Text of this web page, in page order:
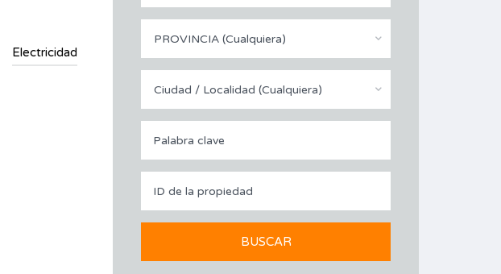
Electricidad
PROVINCIA (Cualquiera)
Ciudad / Localidad (Cualquiera)